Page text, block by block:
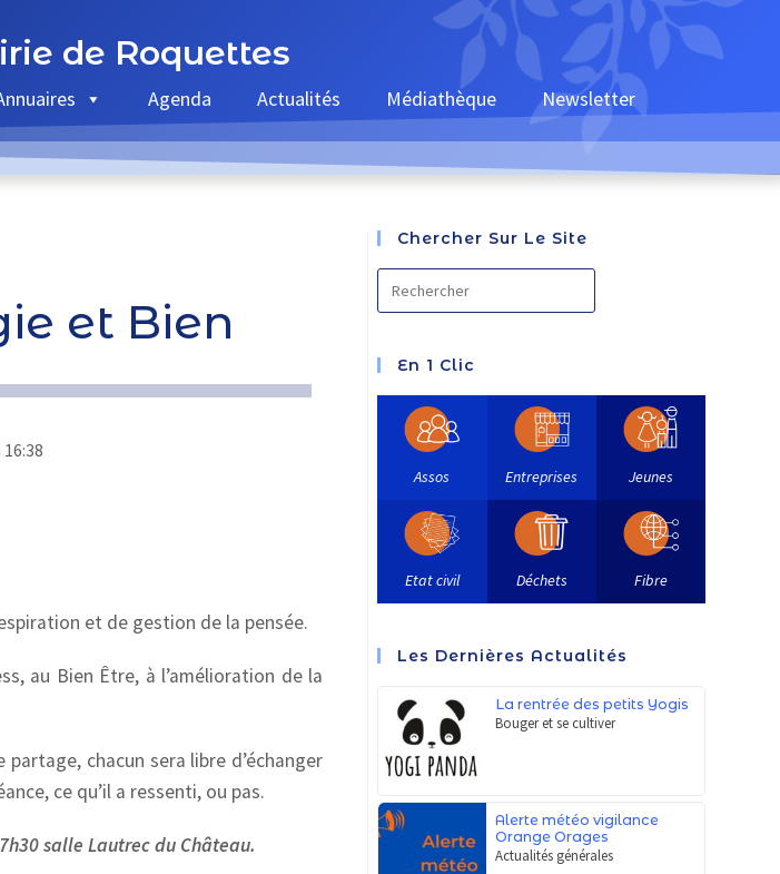
de Roquettes
Agenda Actualités Médiathèque Newsletter
et Bien
et de gestion de la pensée.
au Bien Être, à l’amélioration de la
chacun sera libre d’échanger
ce qu’il a ressenti, ou pas.
salle Lautrec du Château.
Chercher Sur Le Site
En 1 Clic
Assos Entreprises Jeunes
Etat civil Déchets Fibre
Les Dernières Actualités
La rentrée des petits Yogis
Bouger et se cultiver
Alerte météo vigilance
Orange Orages
Actualités générales